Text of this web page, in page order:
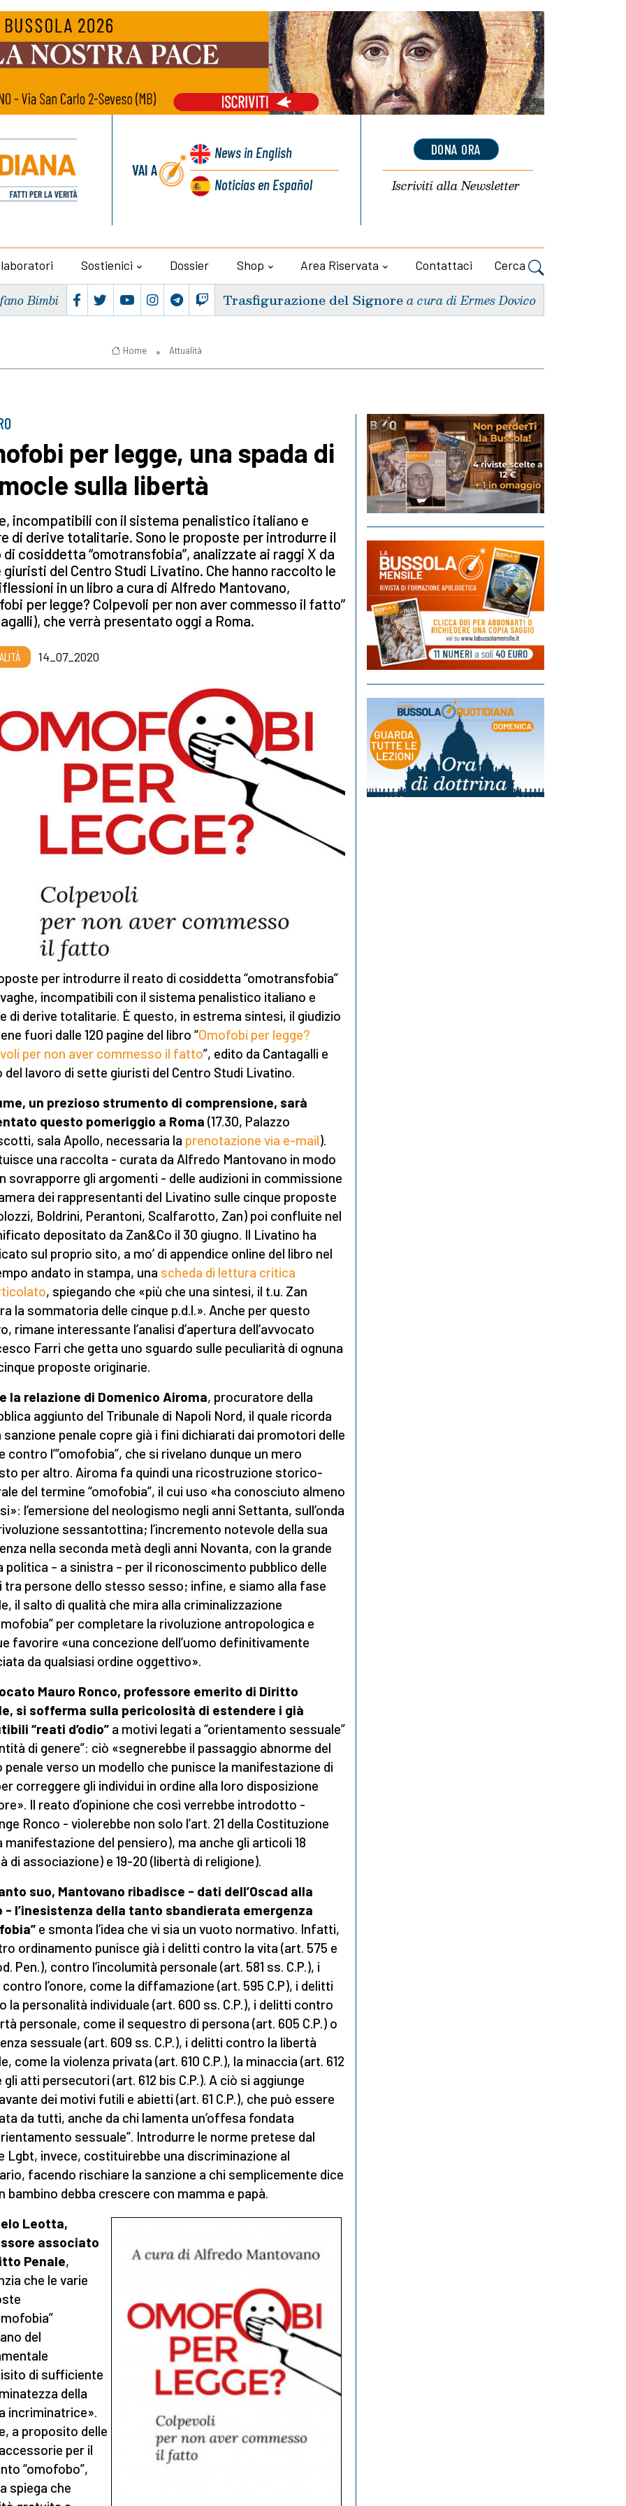
VAI A
Newsin English
Noticiasen Español
DONA ORA
Iscriviti allaNewsletter
Sostienici Dossier Shop Area Riservata Contattaci Cerca
Bimbi Trasfigurazione del Signorea cura di Ermes Dovico
Home Attualità
per legge, una spada di
sulla libertà
incompatibili con il sistema penalistico italiano e
di derive totalitarie. Sono le proposte per introdurre il
cosiddetta “omotransfobia”, analizzate ai raggi X da
del Centro Studi Livatino. Che hanno raccolto le
in un libro a cura di Alfredo Mantovano,
per legge? Colpevoli per non aver commesso il fatto”
che verrà presentato oggi a Roma.
14_07_2020
per introdurre il reato di cosiddetta “omotransfobia”
incompatibili con il sistema penalistico italiano e
di derive totalitarie. È questo, in estrema sintesi, il giudizio
fuori dalle 120 pagine del libro “Omofobi per legge?
per non aver commesso il fatto”, edito da Cantagalli e
lavoro di sette giuristi del Centro Studi Livatino.
un prezioso strumento di comprensione, sarà
questo pomeriggio a Roma (17.30, Palazzo
sala Apollo, necessaria la prenotazione via e-mail).
una raccolta - curata da Alfredo Mantovano in modo
sovrapporre gli argomenti - delle audizioni in commissione
dei rappresentanti del Livatino sulle cinque proposte
Boldrini, Perantoni, Scalfarotto, Zan) poi confluite nel
depositato da Zan&Co il 30 giugno. Il Livatino ha
sul proprio sito, a mo’ di appendice online del libro nel
andato in stampa, una scheda di lettura critica
, spiegando che «più che una sintesi, il t.u. Zan
la sommatoria delle cinque p.d.l.». Anche per questo
rimane interessante l’analisi d’apertura dell’avvocato
Farri che getta uno sguardo sulle peculiarità di ognuna
proposte originarie.
la relazione di Domenico Airoma, procuratore della
aggiunto del Tribunale di Napoli Nord, il quale ricorda
sanzione penale copre già i fini dichiarati dai promotori delle
contro l’“omofobia”, che si rivelano dunque un mero
per altro. Airoma fa quindi una ricostruzione storico-
del termine “omofobia”, il cui uso «ha conosciuto almeno
l’emersione del neologismo negli anni Settanta, sull’onda
sessantottina; l’incremento notevole della sua
nella seconda metà degli anni Novanta, con la grande
politica – a sinistra – per il riconoscimento pubblico delle
tra persone dello stesso sesso; infine, e siamo alla fase
il salto di qualità che mira alla criminalizzazione
per completare la rivoluzione antropologica e
favorire «una concezione dell’uomo definitivamente
da qualsiasi ordine oggettivo».
Mauro Ronco, professore emerito di Diritto
si sofferma sulla pericolosità di estendere i già
“reati d’odio” a motivi legati a “orientamento sessuale”
di genere”: ciò «segnerebbe il passaggio abnorme del
verso un modello che punisce la manifestazione di
correggere gli individui in ordine alla loro disposizione
Il reato d’opinione che così verrebbe introdotto -
Ronco - violerebbe non solo l’art. 21 della Costituzione
manifestazione del pensiero), ma anche gli articoli 18
di associazione) e 19-20 (libertà di religione).
suo, Mantovano ribadisce - dati dell’Oscad alla
- l’inesistenza della tanto sbandierata emergenza
e smonta l’idea che vi sia un vuoto normativo. Infatti,
ordinamento punisce già i delitti contro la vita (art. 575 e
Pen.), contro l’incolumità personale (art. 581 ss. C.P.), i
l’onore, come la diffamazione (art. 595 C.P), i delitti
la personalità individuale (art. 600 ss. C.P.), i delitti contro
personale, come il sequestro di persona (art. 605 C.P.) o
sessuale (art. 609 ss. C.P.), i delitti contro la libertà
come la violenza privata (art. 610 C.P.), la minaccia (art. 612
gli atti persecutori (art. 612 bis C.P.). A ciò si aggiunge
dei motivi futili e abietti (art. 61 C.P.), che può essere
da tutti, anche da chi lamenta un’offesa fondata
sessuale”. Introdurre le norme pretese dal
Lgbt, invece, costituirebbe una discriminazione al
facendo rischiare la sanzione a chi semplicemente dice
bambino debba crescere con mamma e papà.
Leotta,
associato
Penale,
che le varie
del
di sufficiente
della
incriminatrice».
a proposito delle
per il
“omofobo”,
spiega che